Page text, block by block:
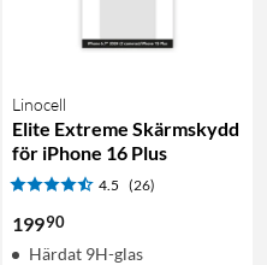
Linocell
Elite Extreme Skärmskydd
för iPhone 16 Plus
4.5 (26)
19990
Härdat 9H-glas